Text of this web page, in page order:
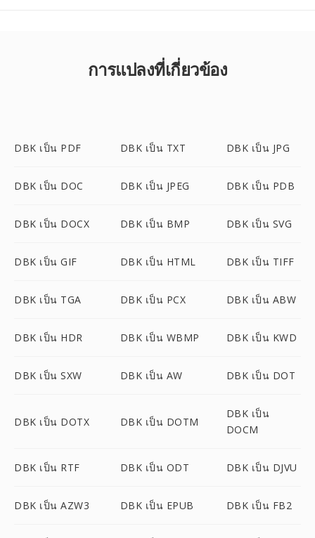
การแปลงที่เกี่ยวข้อง
DBK เป็น PDF DBK เป็น TXT DBK เป็น JPG
DBK เป็น DOC DBK เป็น JPEG DBK เป็น PDB
DBK เป็น DOCX DBK เป็น BMP DBK เป็น SVG
DBK เป็น GIF DBK เป็น HTML DBK เป็น TIFF
DBK เป็น TGA DBK เป็น PCX DBK เป็น ABW
DBK เป็น HDR DBK เป็น WBMP DBK เป็น KWD
DBK เป็น SXW DBK เป็น AW DBK เป็น DOT
DBK เป็น DOTX DBK เป็น DOTM
DBK เป็น
DOCM
DBK เป็น RTF DBK เป็น ODT DBK เป็น DJVU
DBK เป็น AZW3 DBK เป็น EPUB DBK เป็น FB2